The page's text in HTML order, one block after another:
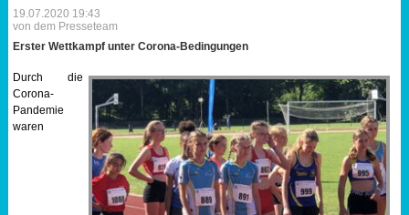
19.07.2020 19:43
von dem Presseteam
Erster Wettkampf unter Corona-Bedingungen
Durch die
Corona-
Pandemie
waren
Triathlon
Schwimmen
Orientierungslauf
Nachwuchsförderung
Übungs- Gruppenleiter
SEPA Info
Bankverbindung